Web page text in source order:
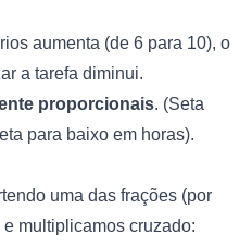
aumenta (de 6 para 10), o
a tarefa diminui.
proporcionais. (Seta
para baixo em horas).
uma das frações (por
multiplicamos cruzado: